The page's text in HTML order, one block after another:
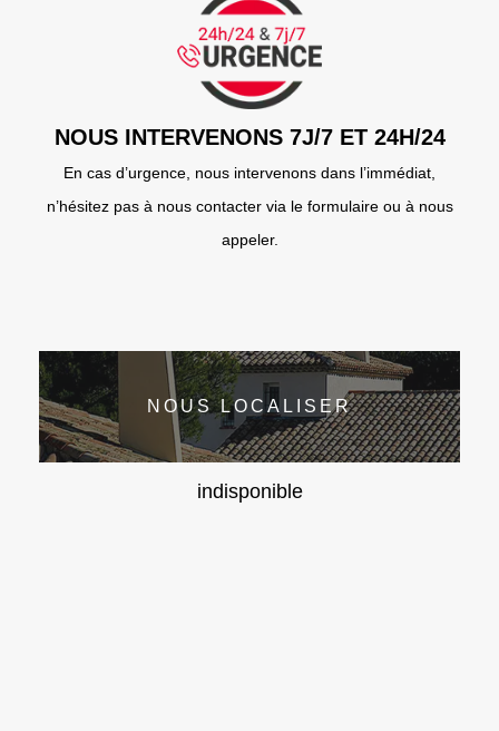
NOUS INTERVENONS 7J/7 ET 24H/24
En cas d’urgence, nous intervenons dans l’immédiat,
n’hésitez pas à nous contacter via le formulaire ou à nous
appeler.
NOUS LOCALISER
indisponible